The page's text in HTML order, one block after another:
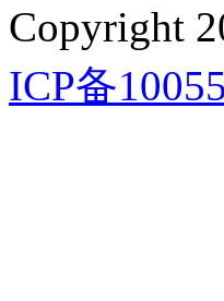
Copyright
ICP备